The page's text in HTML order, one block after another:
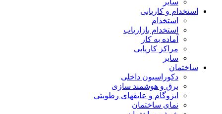
سایر
استخدام و کاریابی
استخدام
استخدام بازاریاب
آماده به کار
مراکز کاریابی
سایر
ساختمان
دکوراسیون داخلی
برق و هوشمند سازی
ایزوگام و عایقهای رطوبتی
نمای ساختمان